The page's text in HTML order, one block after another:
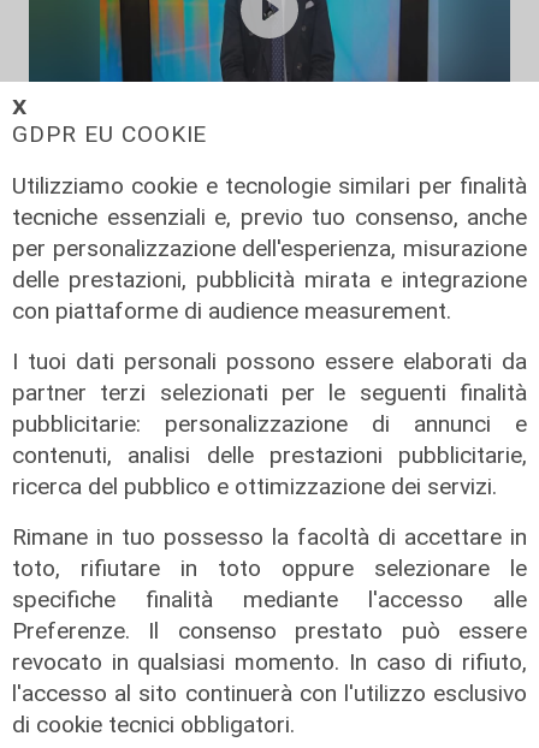
𝗫
GDPR EU COOKIE
Utilizziamo cookie e tecnologie similari per finalità
tecniche essenziali e, previo tuo consenso, anche
per personalizzazione dell'esperienza, misurazione
delle prestazioni, pubblicità mirata e integrazione
con piattaforme di audience measurement.
I tuoi dati personali possono essere elaborati da
partner terzi selezionati per le seguenti finalità
pubblicitarie: personalizzazione di annunci e
contenuti, analisi delle prestazioni pubblicitarie,
ricerca del pubblico e ottimizzazione dei servizi.
Rimane in tuo possesso la facoltà di accettare in
toto, rifiutare in toto oppure selezionare le
specifiche finalità mediante l'accesso alle
Preferenze. Il consenso prestato può essere
revocato in qualsiasi momento. In caso di rifiuto,
l'accesso al sito continuerà con l'utilizzo esclusivo
di cookie tecnici obbligatori.
Mascia (FI) a Telenord: "Taglio
scuolabus nell'entroterra, per gli
scolaretti oltre allo zaino, anche le
gambe in spalla"
di Claudio Baffico
L'esclusiva
Bordilli (Lega): "Favorevole alle